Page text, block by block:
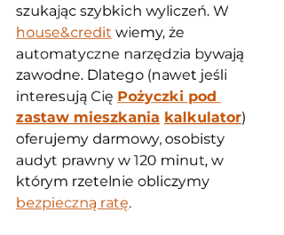
szukając szybkich wyliczeń. W
house&credit wiemy, że
automatyczne narzędzia bywają
zawodne. Dlatego (nawet jeśli
interesują Cię Pożyczki pod
zastaw mieszkania kalkulator)
oferujemy darmowy, osobisty
audyt prawny w 120 minut, w
którym rzetelnie obliczymy
bezpieczną ratę.